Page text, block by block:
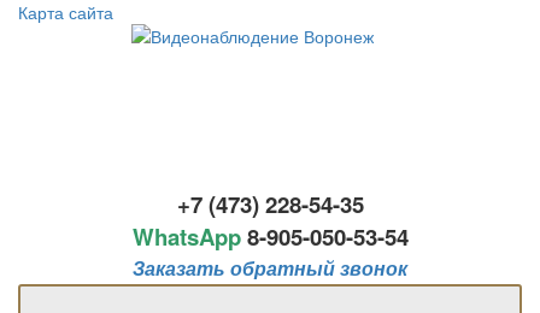
Карта сайта
+7 (473) 228-54-35
WhatsApp8-905-050-53-54
Заказать обратный звонок